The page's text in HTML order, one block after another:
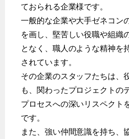
ておられる企業様です。
一般的な企業や大手ゼネコン
を画し、堅苦しい役職や組織
となく、職人のような精神を
されています。
その企業のスタッフたちは、
も、関わったプロジェクトの
プロセスへの深いリスペクト
です。
また、強い仲間意識を持ち、